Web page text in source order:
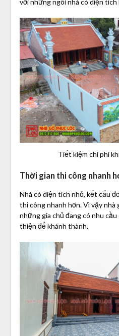
với những ngôi nhà có diện tích
Tiết kiệm chi phí
Thời gian thi công nhanh
Nhà có diện tích nhỏ, kết cấu
thi công nhanh hơn. Vì vậy nhà
những gia chủ đang có nhu
thiện để khánh thành.